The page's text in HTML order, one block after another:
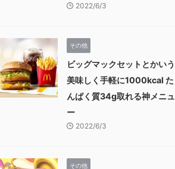
2022/6/3
その他
ビッグマックセットとかいう
美味しく手軽に1000kcal た
んぱく質34g取れる神メニュ
ー
2022/6/3
その他